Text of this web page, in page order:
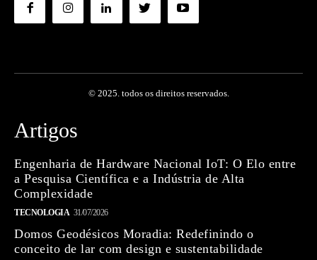
© 2025. todos os direitos reservados.
Artigos
Engenharia de Hardware Nacional IoT: O Elo entre
a Pesquisa Científica e a Indústria de Alta
Complexidade
TECNOLOGIA 31/07/2026
Domos Geodésicos Moradia: Redefinindo o
conceito de lar com design e sustentabilidade